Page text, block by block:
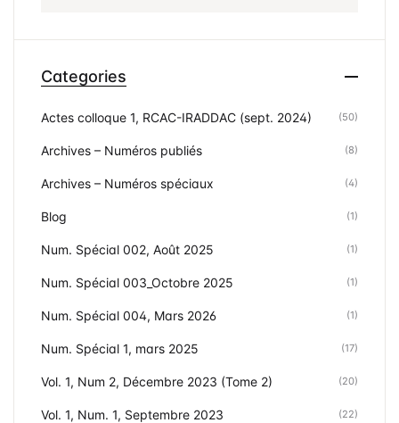
Categories
Actes colloque 1, RCAC-IRADDAC (sept. 2024) (50)
Archives – Numéros publiés (8)
Archives – Numéros spéciaux (4)
Blog (1)
Num. Spécial 002, Août 2025 (1)
Num. Spécial 003_Octobre 2025 (1)
Num. Spécial 004, Mars 2026 (1)
Num. Spécial 1, mars 2025 (17)
Vol. 1, Num 2, Décembre 2023 (Tome 2) (20)
Vol. 1, Num. 1, Septembre 2023 (22)